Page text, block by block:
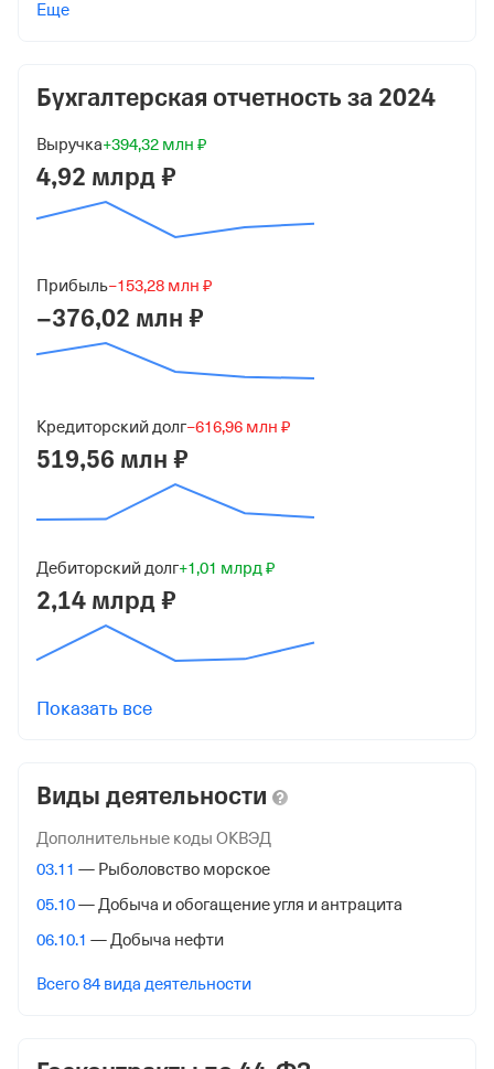
МЕЖДУНАРОДНАЯ КОМПАНИЯ АКЦИОНЕРНОЕ
23 августа 2011
Краткое название
ООО "РУДНИК ВАЛУНИСТЫЙ"
ИНН
ОГРН
1118706000731
КПП
Регистрация ФНС
Дата регистрации
Внебюджетные фонды
Регистрационный номер в ПФР
1055224115
21 июня 2012
Еще
Бухгалтерская отчетность за 2024
Выручка+394,32 млн ₽
4,92 млрд ₽
Прибыль−153,28 млн ₽
−376,02 млн ₽
Кредиторский долг−616,96 млн ₽
519,56 млн ₽
Дебиторский долг+1,01 млрд ₽
2,14 млрд ₽
Показать все
Виды деятельности
Дополнительные коды ОКВЭД
03.11 — Рыболовство морское
05.10— Добыча и обогащение угля и антрацита
06.10.1 — Добыча нефти
Всего 84 вида деятельности